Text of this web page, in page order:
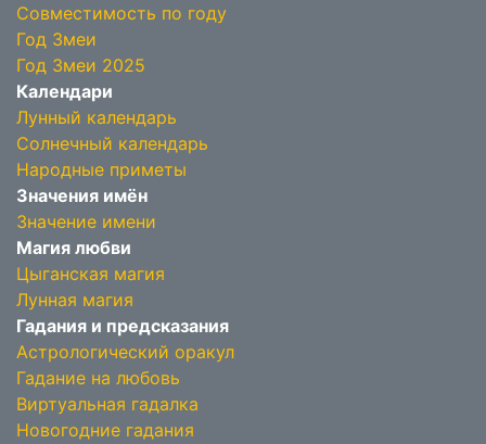
Совместимость по году
Год Змеи
Год Змеи 2025
Календари
Лунный календарь
Солнечный календарь
Народные приметы
Значения имён
Значение имени
Магия любви
Цыганская магия
Лунная магия
Гадания и предсказания
Астрологический оракул
Гадание на любовь
Виртуальная гадалка
Новогодние гадания